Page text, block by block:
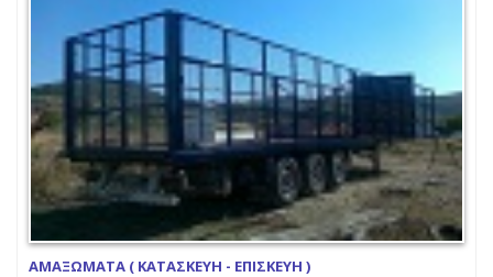
ΑΜΑΞΩΜΑΤΑ ( ΚΑΤΑΣΚΕΥΗ - ΕΠΙΣΚΕΥΗ )